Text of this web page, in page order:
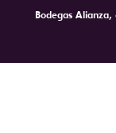
Bodegas Alianza,